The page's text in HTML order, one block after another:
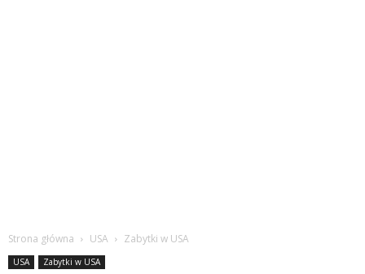
Strona główna USA Zabytki w USA
USA Zabytki w USA